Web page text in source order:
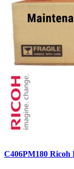
C406PM180